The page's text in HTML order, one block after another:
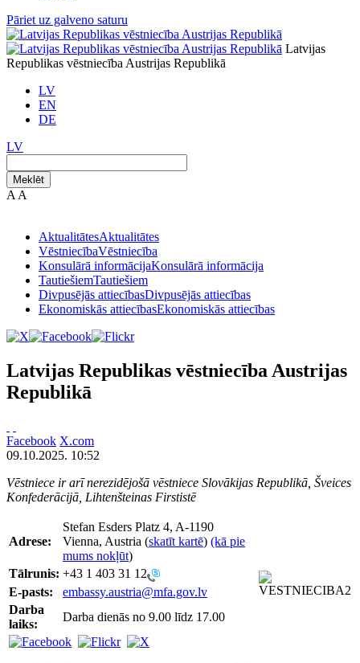
Pāriet uz galveno saturu
Latvijas
Republikas vēstniecība Austrijas Republikā
LV
EN
DE
LV
Meklēt
A A
AktualitātesAktualitātes
VēstniecībaVēstniecība
Konsulārā informācijaKonsulārā informācija
TautiešiemTautiešiem
Divpusējās attiecībasDivpusējās attiecības
Ekonomiskās attiecībasEkonomiskās attiecības
Latvijas Republikas vēstniecība Austrijas
Republikā
Facebook X.com
09.10.2025. 10:52
Vēstniece ir arī nerezidējošā vēstniece Slovākijas Republikā, Šveices
Konfederācijā, Lihtenšteinas Firstistē
Adrese:
Stefan Esders Platz 4, A-1190
Vienna, Austria (skatīt kartē) (kā pie
mums nokļūt)
Tālrunis: +43 1 403 31 12
E-pasts:
embassy.austria@mfa.gov.lv
Darba
laiks:
Darba dienās no 9.00 līdz 17.00